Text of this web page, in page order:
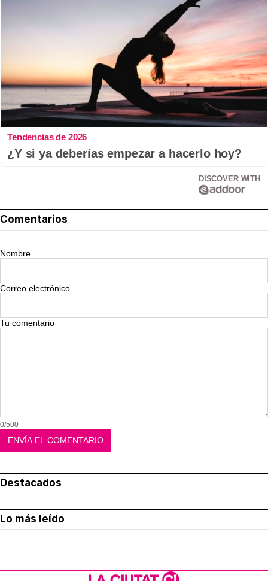
Tendencias de 2026
¿Y si ya deberías empezar a hacerlo hoy?
DISCOVER WITH
Comentarios
Nombre
Correo electrónico
Tu comentario
0/500
Destacados
Lo más leído